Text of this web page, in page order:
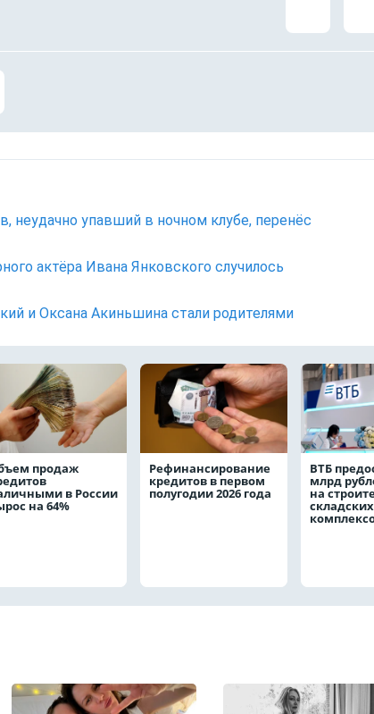
неудачно упавший в ночном клубе, перенёс
актёра Ивана Янковского случилось
и Оксана Акиньшина стали родителями
продаж
в России
на 64%
Рефинансирование
кредитов в первом
полугодии 2026 года
ВТБ
млрд
на
складских